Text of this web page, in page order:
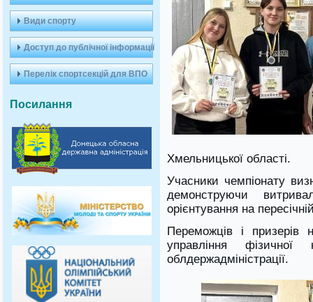
Види спорту
Доступ до публічної інформації
Перелік спортсекцій для ВПО
Посилання
Хмельницької області.
Учасники чемпіонату
демонструючи
орієнтування на
Переможців і
управління
облдержадміністрації.